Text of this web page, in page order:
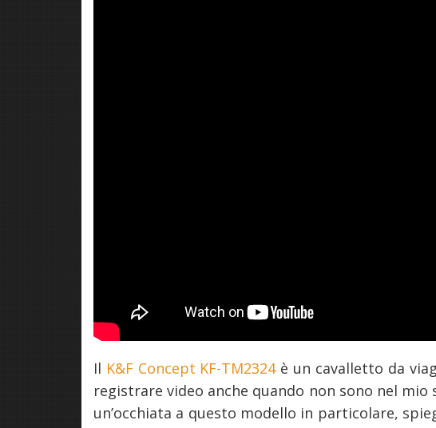
Il K&F Concept KF-TM2324è un cavalletto da
registrare video anche quando non sono nel
un’occhiata a questo modello in particolare,